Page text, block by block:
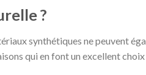
?
synthétiques ne peuvent
qui en font un excellent choix